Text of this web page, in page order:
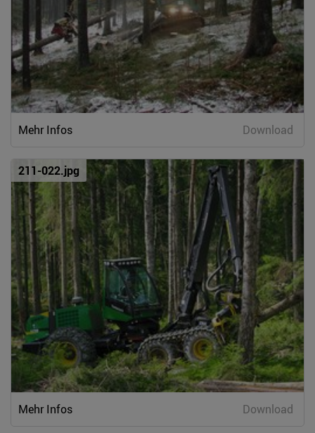
Mehr Infos Download
211-022.jpg
Mehr Infos Download